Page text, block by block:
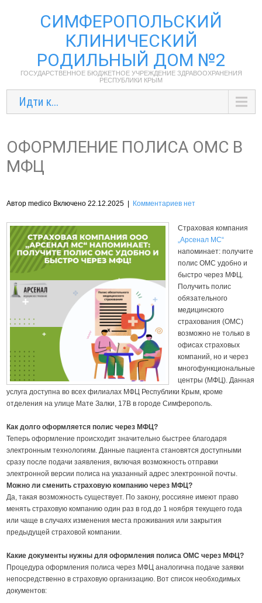
СИМФЕРОПОЛЬСКИЙ
КЛИНИЧЕСКИЙ
РОДИЛЬНЫЙ ДОМ №2
ГОСУДАРСТВЕННОЕ БЮДЖЕТНОЕ УЧРЕЖДЕНИЕ ЗДРАВООХРАНЕНИЯ
РЕСПУБЛИКИ КРЫМ
Идти к...
ОФОРМЛЕНИЕ ПОЛИСА ОМС В
МФЦ
Автор medico Включено 22.12.2025 Комментариев нет
Страховая компания
„Арсенал МС“
напоминает: получите
полис ОМС удобно и
быстро через МФЦ.
Получить полис
обязательного
медицинского
страхования (ОМС)
возможно не только в
офисах страховых
компаний, но и через
многофункциональные
центры (МФЦ). Данная
услуга доступна во всех филиалах МФЦ Республики Крым, кроме
отделения на улице Мате Залки, 17В в городе Симферополь.
Как долго оформляется полис через МФЦ?
Теперь оформление происходит значительно быстрее благодаря
электронным технологиям. Данные пациента становятся доступными
сразу после подачи заявления, включая возможность отправки
электронной версии полиса на указанный адрес электронной почты.
Можно ли сменить страховую компанию через МФЦ?
Да, такая возможность существует. По закону, россияне имеют право
менять страховую компанию один раз в год до 1 ноября текущего года
или чаще в случаях изменения места проживания или закрытия
предыдущей страховой компании.
Какие документы нужны для оформления полиса ОМС через МФЦ?
Процедура оформления полиса через МФЦ аналогична подаче заявки
непосредственно в страховую организацию. Вот список необходимых
документов: